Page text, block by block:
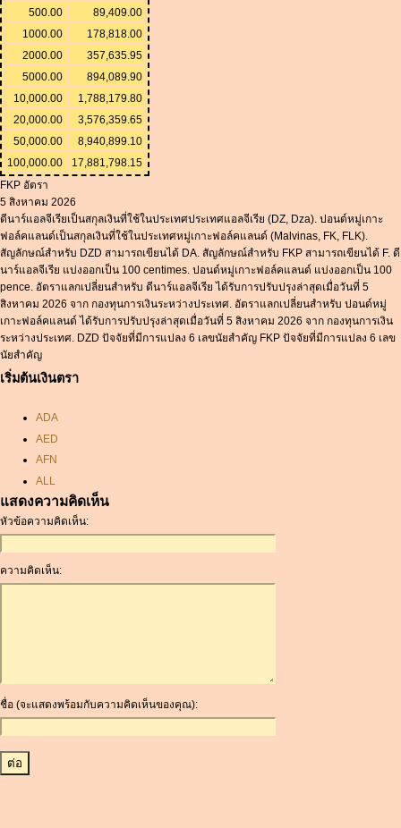
500.00
89,409.00
1000.00
178,818.00
2000.00
357,635.95
5000.00
894,089.90
10,000.00
1,788,179.80
20,000.00
3,576,359.65
50,000.00
8,940,899.10
100,000.00
17,881,798.15
FKP อัตรา
5 สิงหาคม 2026
ดีนาร์แอลจีเรียเป็นสกุลเงินที่ใช้ในประเทศประเทศแอลจีเรีย (DZ, Dza). ปอนด์หมู่เกาะ
ฟอล์คแลนด์เป็นสกุลเงินที่ใช้ในประเทศหมู่เกาะฟอล์คแลนด์ (Malvinas, FK, FLK).
สัญลักษณ์สำหรับ DZD สามารถเขียนได้ DA. สัญลักษณ์สำหรับ FKP สามารถเขียนได้ F. ดี
นาร์แอลจีเรีย แบ่งออกเป็น 100 centimes. ปอนด์หมู่เกาะฟอล์คแลนด์ แบ่งออกเป็น 100
pence. อัตราแลกเปลี่ยนสำหรับ ดีนาร์แอลจีเรีย ได้รับการปรับปรุงล่าสุดเมื่อวันที่ 5
สิงหาคม 2026 จาก กองทุนการเงินระหว่างประเทศ. อัตราแลกเปลี่ยนสำหรับ ปอนด์หมู่
เกาะฟอล์คแลนด์ ได้รับการปรับปรุงล่าสุดเมื่อวันที่ 5 สิงหาคม 2026 จาก กองทุนการเงิน
ระหว่างประเทศ. DZD ปัจจัยที่มีการแปลง 6 เลขนัยสำคัญ FKP ปัจจัยที่มีการแปลง 6 เลข
นัยสำคัญ
เริ่มต้นเงินตรา
ADA
AED
AFN
ALL
AMD
ANC
AOA
ARDR
BAM
แสดงความคิดเห็น
หัวข้อความคิดเห็น:
ความคิดเห็น:
ชื่อ (จะแสดงพร้อมกับความคิดเห็นของคุณ):